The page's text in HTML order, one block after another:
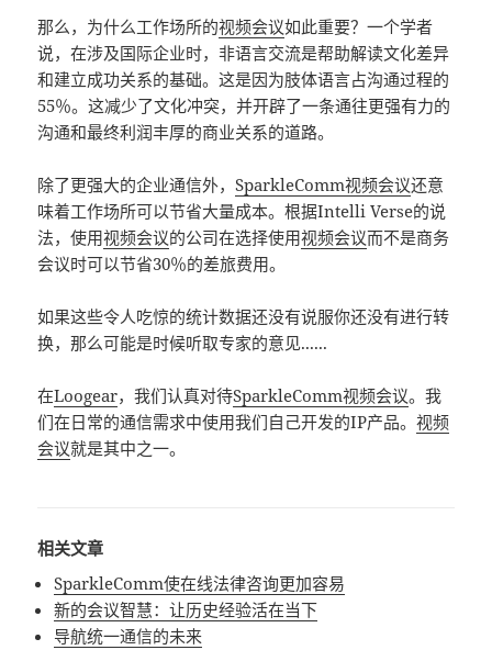
那么，为什么工作场所的视频会议如此重要？一个学者
说，在涉及国际企业时，非语言交流是帮助解读文化差异
和建立成功关系的基础。这是因为肢体语言占沟通过程的
55％。这减少了文化冲突，并开辟了一条通往更强有力的
沟通和最终利润丰厚的商业关系的道路。
除了更强大的企业通信外，SparkleComm视频会议还意
味着工作场所可以节省大量成本。根据Intelli Verse的说
法，使用视频会议的公司在选择使用视频会议而不是商务
会议时可以节省30％的差旅费用。
如果这些令人吃惊的统计数据还没有说服你还没有进行转
换，那么可能是时候听取专家的意见......
在Loogear，我们认真对待SparkleComm视频会议。我
们在日常的通信需求中使用我们自己开发的IP产品。视频
会议就是其中之一。
相关文章
SparkleComm使在线法律咨询更加容易
新的会议智慧：让历史经验活在当下
导航统一通信的未来